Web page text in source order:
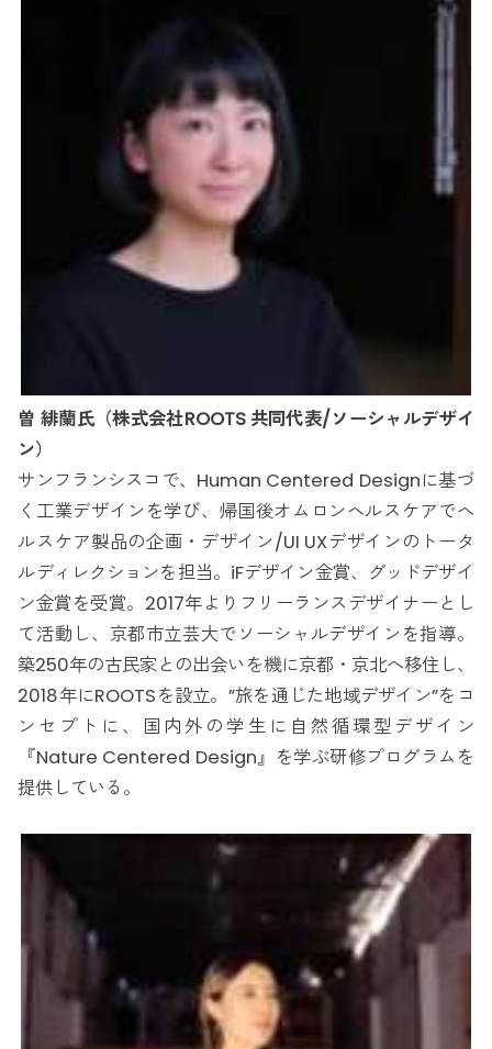
曽 緋蘭氏（株式会社ROOTS 共同代表/ソーシャルデザイ
ン）
サンフランシスコで、Human Centered Designに基づ
く工業デザインを学び、帰国後オムロンヘルスケアでヘ
ルスケア製品の企画・デザイン/UI UXデザインのトータ
ルディレクションを担当。iFデザイン金賞、グッドデザイ
ン金賞を受賞。2017年よりフリーランスデザイナーとし
て活動し、京都市立芸大でソーシャルデザインを指導。
築250年の古民家との出会いを機に京都・京北へ移住し、
2018年にROOTSを設立。”旅を通じた地域デザイン”をコ
ンセプトに、国内外の学生に自然循環型デザイン
『Nature Centered Design』を学ぶ研修プログラムを
提供している。